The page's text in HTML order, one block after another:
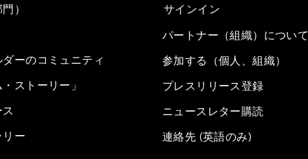
）
ーのコミュニティ
ストーリー」
リー
サインイン
パートナー（組織）につい
参加する（個人、組織）
プレスリリース登録
ニュースレター購読
連絡先 (英語のみ)